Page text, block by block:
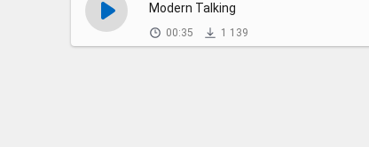
Modern Talking
00:35 1 139